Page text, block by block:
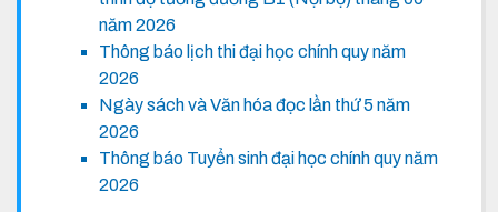
năm 2026
Thông báo lịch thi đại học chính quy năm
2026
Ngày sách và Văn hóa đọc lần thứ 5 năm
2026
Thông báo Tuyển sinh đại học chính quy năm
2026